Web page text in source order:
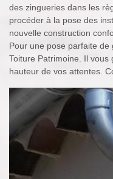
des zingueries dans les
procéder à la pose des
nouvelle construction
Pour une pose parfaite de
Toiture Patrimoine. Il
hauteur de vos attentes.